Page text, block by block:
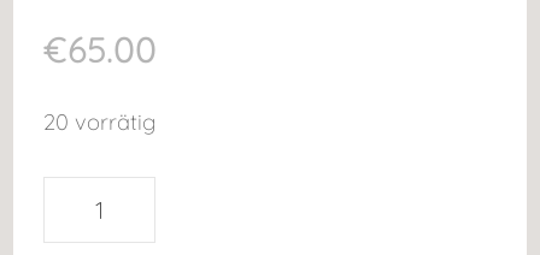
€65.00
20 vorrätig
Willkommensschild
Acrylschild